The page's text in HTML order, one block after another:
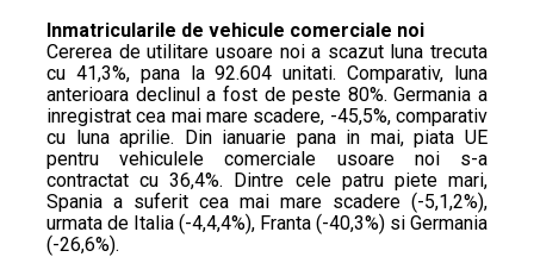
Inmatricularile de vehicule comerciale noi
Cererea de utilitare usoare noi a scazut luna trecuta
cu 41,3%, pana la 92.604 unitati. Comparativ, luna
anterioara declinul a fost de peste 80%. Germania a
inregistrat cea mai mare scadere, -45,5%, comparativ
cu luna aprilie. Din ianuarie pana in mai, piata UE
pentru vehiculele comerciale usoare noi s-a
contractat cu 36,4%. Dintre cele patru piete mari,
Spania a suferit cea mai mare scadere (-5,1,2%),
urmata de Italia (-4,4,4%), Franta (-40,3%) si Germania
(-26,6%).